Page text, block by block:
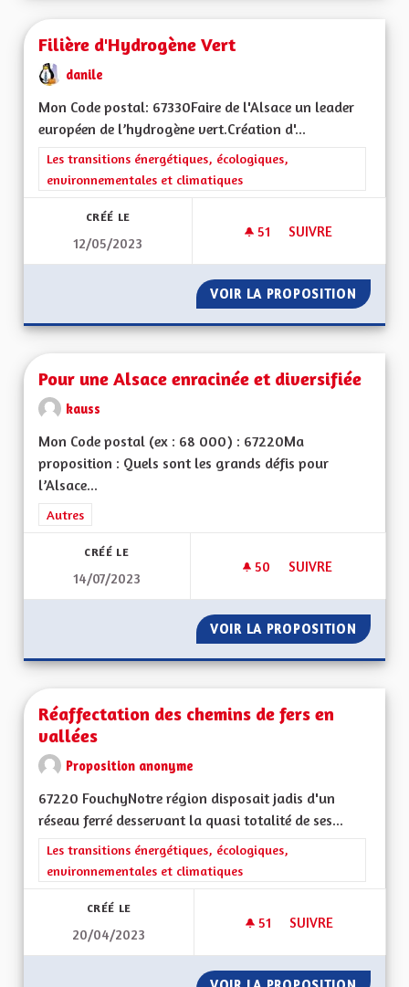
Filière d'Hydrogène Vert
danile
Mon Code postal: 67330Faire de l'Alsace un leader
européen de l’hydrogène vert.Création d'...
Filtrer les résultats de la catégorie : Les transitions
Les transitions énergétiques, écologiques,
environnementales et climatiques
CRÉÉ LE
12/05/2023
51 51 ABONNÉS
SUIVRE
VOIR LA PROPOSITION
Pour une Alsace enracinée et diversifiée
kauss
Mon Code postal (ex : 68 000) : 67220Ma
proposition : Quels sont les grands défis pour
l’Alsace...
Filtrer les résultats de la catégorie : Autres
Autres
CRÉÉ LE
14/07/2023
50 50 ABONNÉS
SUIVRE
VOIR LA PROPOSITION POUR
Réaffectation des chemins de fers en
vallées
Proposition anonyme
67220 FouchyNotre région disposait jadis d'un
réseau ferré desservant la quasi totalité de ses...
Filtrer les résultats de la catégorie : Les transitions
Les transitions énergétiques, écologiques,
environnementales et climatiques
CRÉÉ LE
20/04/2023
51 51 ABONNÉS
SUIVRE